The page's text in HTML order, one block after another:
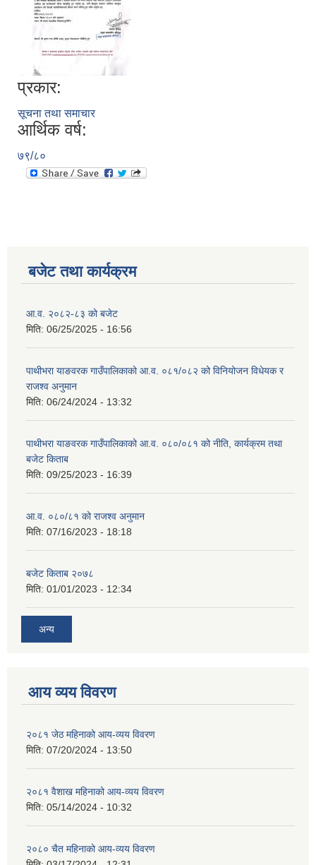
प्रकार:
सूचना तथा समाचार
आर्थिक वर्ष:
७९/८०
बजेट तथा कार्यक्रम
आ.व. २०८२-८३ को बजेट
मिति: 06/25/2025 - 16:56
पाथीभरा याङवरक गाउँपालिकाको आ.व. ०८१/०८२ को विनियोजन विधेयक र
राजश्व अनुमान
मिति: 06/24/2024 - 13:32
पाथीभरा याङवरक गाउँपालिकाको आ.व. ०८०/०८१ को नीति, कार्यक्रम तथा
बजेट किताब
मिति: 09/25/2023 - 16:39
आ.व. ०८०/८१ को राजश्व अनुमान
मिति: 07/16/2023 - 18:18
बजेट किताब २०७८
मिति: 01/01/2023 - 12:34
अन्य
आय व्यय विवरण
२०८१ जेठ महिनाको आय-व्यय विवरण
मिति: 07/20/2024 - 13:50
२०८१ वैशाख महिनाको आय-व्यय विवरण
मिति: 05/14/2024 - 10:32
२०८० चैत महिनाको आय-व्यय विवरण